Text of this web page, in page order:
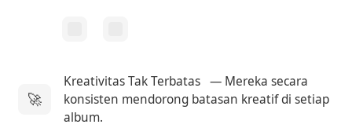
🚀
Kreativitas Tak Terbatas — Mereka secara
konsisten mendorong batasan kreatif di setiap
album.